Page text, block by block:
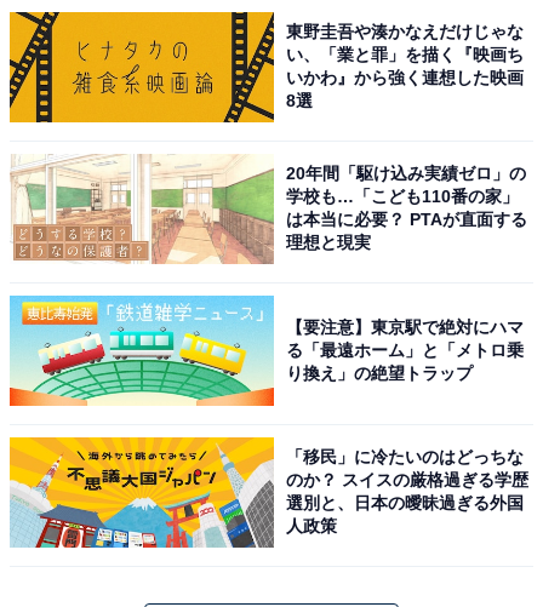
東野圭吾や湊かなえだけじゃな
い、「業と罪」を描く『映画ち
いかわ』から強く連想した映画
8選
20年間「駆け込み実績ゼロ」の
学校も…「こども110番の家」
は本当に必要？ PTAが直面する
理想と現実
【要注意】東京駅で絶対にハマ
る「最遠ホーム」と「メトロ乗
り換え」の絶望トラップ
「移民」に冷たいのはどっちな
のか？ スイスの厳格過ぎる学歴
選別と、日本の曖昧過ぎる外国
人政策